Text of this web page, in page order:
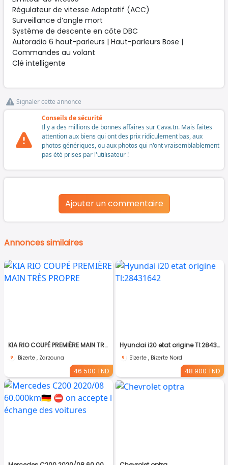
Régulateur de vitesse Adaptatif (ACC)
Surveillance d’angle mort
Système de descente en côte DBC
Autoradio 6 haut-parleurs | Haut-parleurs Bose |
Commandes au volant
Clé intelligente
Signaler cette annonce
Conseils de sécurité
Il y a des millions de bonnes affaires sur Cava.tn. Mais faites
attention aux biens qui ont des prix ridiculement bas, aux
photos génériques, ou aux photos qui n'ont vraisemblablement
pas été prises par l'utilisateur !
Ajouter un commentaire
Annonces similaires
KIA RIO COUPÉ PREMIÈRE MAIN TRÈS PROPRE
Bizerte , Zarzouna
46.500 TND
Hyundai i20 etat origine Tl:28431642
Bizerte , Bizerte Nord
48.900 TND